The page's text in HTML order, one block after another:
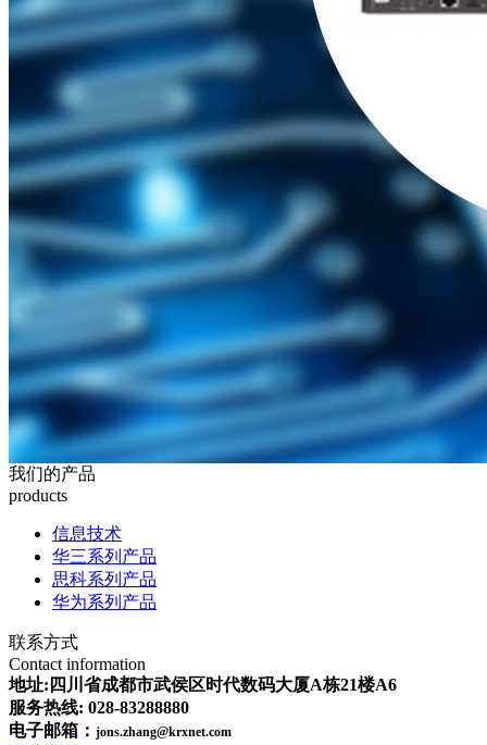
我们的产品
products
信息技术
华三系列产品
思科系列产品
华为系列产品
联系方式
Contact information
地址:四川省成都市武侯区时代数码大厦A栋21楼A6
服务热线: 028-83288880
电子邮箱： jons.zhang@krxnet.com